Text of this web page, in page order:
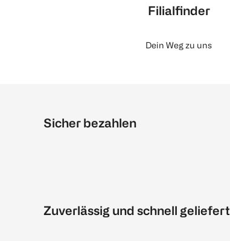
Filialfinder
Dein Weg zu uns
Sicher bezahlen
Zuverlässig und schnell geliefert